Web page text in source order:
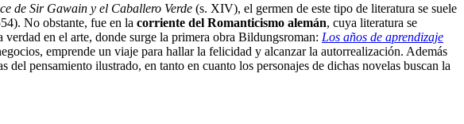
de Sir Gawain y el Caballero Verde (s. XIV), el germen de este tipo de literatura se suele
No obstante, fue en la corriente del Romanticismo alemán, cuya literatura se
en el arte, donde surge la primera obra Bildungsroman: Los años de aprendizaje
emprende un viaje para hallar la felicidad y alcanzar la autorrealización. Además
del pensamiento ilustrado, en tanto en cuanto los personajes de dichas novelas buscan la